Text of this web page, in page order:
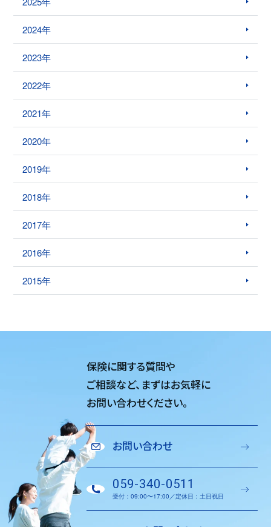
2024年
2023年
2022年
2021年
2020年
2019年
2018年
2017年
2016年
2015年
保険に関する質問や
ご相談など、 まずはお気軽に
お問い合わせください。
お問い合わせ
059-340-0511
受付：09:00〜17:00／定休日：土日祝日